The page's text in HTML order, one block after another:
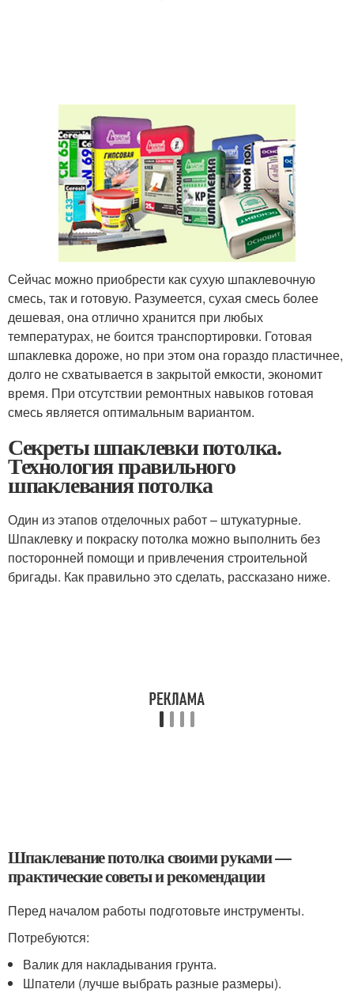
Сейчас можно приобрести как сухую шпаклевочную
смесь, так и готовую. Разумеется, сухая смесь более
дешевая, она отлично хранится при любых
температурах, не боится транспортировки. Готовая
шпаклевка дороже, но при этом она гораздо пластичнее,
долго не схватывается в закрытой емкости, экономит
время. При отсутствии ремонтных навыков готовая
смесь является оптимальным вариантом.
Секреты шпаклевки потолка.
Технология правильного
шпаклевания потолка
Один из этапов отделочных работ – штукатурные.
Шпаклевку и покраску потолка можно выполнить без
посторонней помощи и привлечения строительной
бригады. Как правильно это сделать, рассказано ниже.
Шпаклевание потолка своими руками —
практические советы и рекомендации
Перед началом работы подготовьте инструменты.
Потребуются:
Валик для накладывания грунта.
Шпатели (лучше выбрать разные размеры).